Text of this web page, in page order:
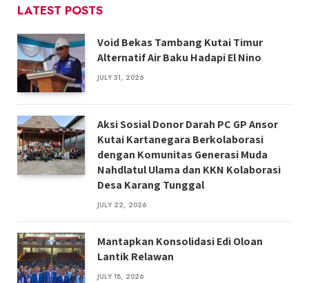
LATEST POSTS
Void Bekas Tambang Kutai Timur
Alternatif Air Baku Hadapi El Nino
JULY 31, 2026
Aksi Sosial Donor Darah PC GP Ansor
Kutai Kartanegara Berkolaborasi
dengan Komunitas Generasi Muda
Nahdlatul Ulama dan KKN Kolaborasi
Desa Karang Tunggal
JULY 22, 2026
Mantapkan Konsolidasi Edi Oloan
Lantik Relawan
JULY 18, 2026